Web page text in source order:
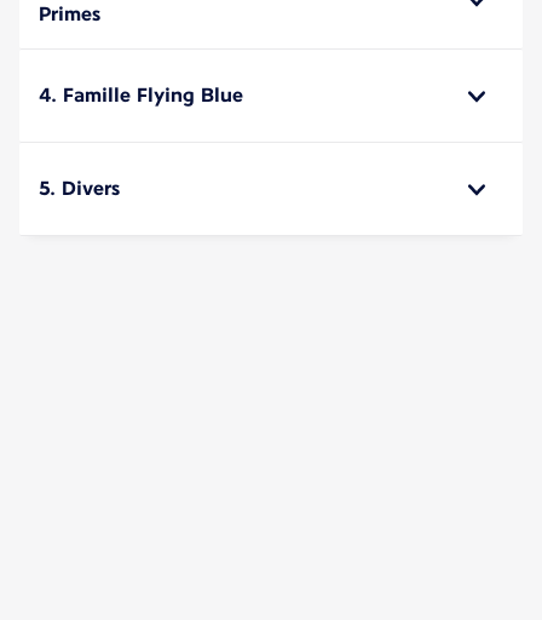
Primes
4. Famille Flying Blue
5. Divers